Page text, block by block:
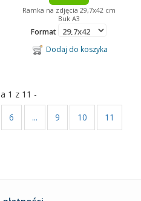
Ramka na zdjęcia 29,7x42 cm
Buk A3
Format
Dodaj do koszyka
1 z 11 -
6 ... 9 10 11